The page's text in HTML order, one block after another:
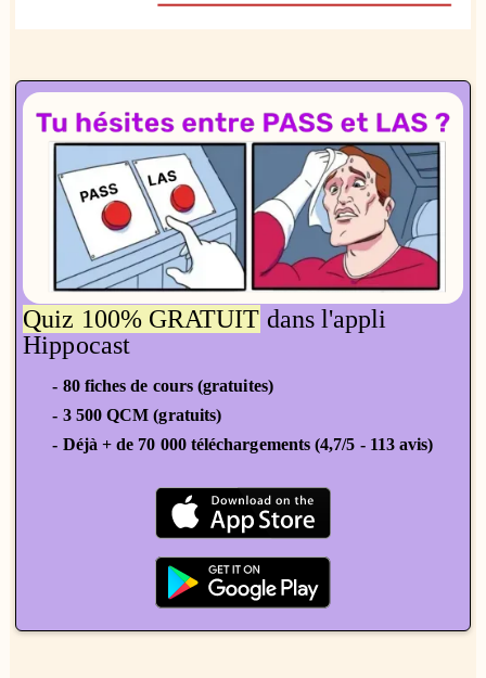
Quiz 100% GRATUIT dans l'appli
Hippocast
- 80 fiches de cours (gratuites)
- 3 500 QCM (gratuits)
- Déjà + de 70 000 téléchargements (4,7/5 - 113 avis)